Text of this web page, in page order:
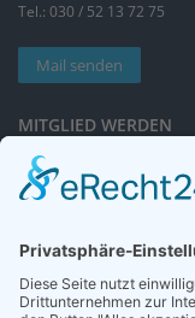
Tel.: 030 / 52 13 72 75
Mail senden
MITGLIED WERDEN
Sieben gute Gründe
für Ihre Mitgliedschaft